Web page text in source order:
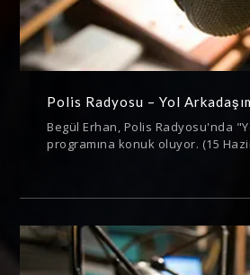
Polis Radyosu – Yol
Begül Erhan, Polis Radyosu'nda
programına konuk oluyor. (15